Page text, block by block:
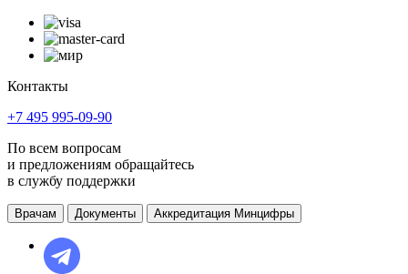
Контакты
+7 495 995-09-90
По всем вопросам
и предложениям обращайтесь
в службу поддержки
Врачам Документы Аккредитация Минцифры